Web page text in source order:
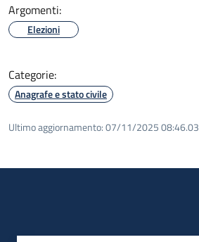
Argomenti:
Elezioni
Categorie:
Anagrafe e stato civile
Ultimo aggiornamento:07/11/2025 08:46.03